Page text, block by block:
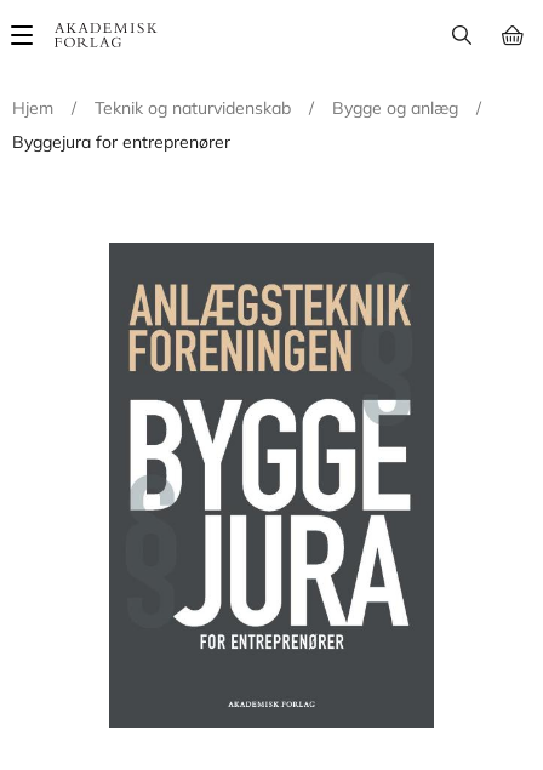
Main
Hjem
/ Teknik og naturvidenskab / Bygge og anlæg
/
Byggejura for entreprenører